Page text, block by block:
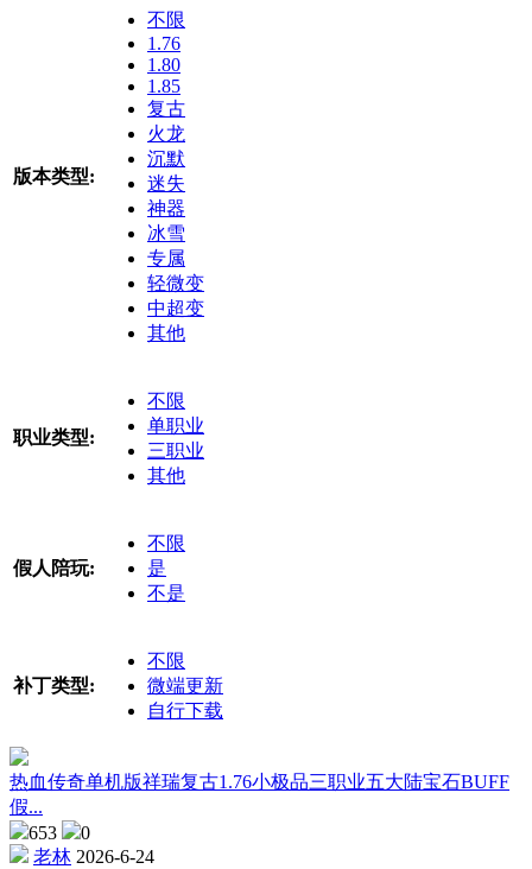
版本类型:
不限
1.76
1.80
1.85
复古
火龙
沉默
迷失
神器
冰雪
专属
轻微变
中超变
其他
职业类型:
不限
单职业
三职业
其他
假人陪玩:
不限
是
不是
补丁类型:
不限
微端更新
自行下载
热血传奇单机版祥瑞复古1.76小极品三职业五大陆宝石BUFF
假...
653
0
老林 2026-6-24